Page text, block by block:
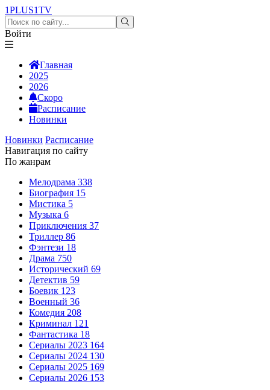
1PLUS1TV
Войти
Главная
2025
2026
Скоро
Расписание
Новинки
Новинки Расписание
Навигация по сайту
По жанрам
Мелодрама 338
Биография 15
Мистика 5
Музыка 6
Приключения 37
Триллер 86
Фэнтези 18
Драма 750
Исторический 69
Детектив 59
Боевик 123
Военный 36
Комедия 208
Криминал 121
Фантастика 18
Сериалы 2023 164
Сериалы 2024 130
Сериалы 2025 169
Сериалы 2026 153